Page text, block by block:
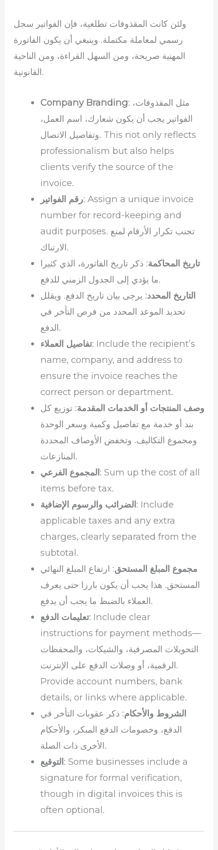
ولئن كانت المقذوفات تطلعية، فإن الفواتير سجل
رسمي لمعاملة مكتملة. وينبغي أن يكون الفاتورة
المهنية صريحة، ومن السهل القراءة، ومن الناحية
القانونية.
Company Branding: مثل المقذوفات،
الفواتير يجب أن يكون شعارك، اسم العمل،
وتفاصيل الاتصال. This not only reflects
professionalism but also helps
clients verify the source of the
invoice.
رقم الفواتير: Assign a unique invoice
number for record-keeping and
audit purposes. تجنب تكرار الأرقام لمنع
الارتباك.
تاريخ المحاكمة: ذكر تاريخ الفاتورة، الذي كثيرا
ما يؤدي إلى الجدول الزمني للدفع.
التاريخ المحدد: يرجى بيان تاريخ الدفع. ويقلل
تحديد الموعد المحدد من فرص التأخر في
الدفع.
تفاصيل العملاء: Include the recipient’s
name, company, and address to
ensure the invoice reaches the
correct person or department.
وصف المنتجات أو الخدمات المقدمة: توزيع كل
بند أو خدمة مع تفاصيل وكمية وسعر الوحدة
ومجموع التكاليف. وتخفض الأوصاف المحددة
المنازعات.
المجموع الفرعي: Sum up the cost of all
items before tax.
الضرائب والرسوم الإضافية: Include
applicable taxes and any extra
charges, clearly separated from the
subtotal.
مجموع المبلغ المستحق: ارتفاع المبلغ النهائي
المستحق. هذا يجب أن يكون بارزا حتى يعرف
العملاء بالضبط ما يجب أن يدفع.
تعليمات الدفع: Include clear
instructions for payment methods—
التحويلات المصرفية، والشيكات، والمحفظات
الرقمية، أو وصلات الدفع على الإنترنت.
Provide account numbers, bank
details, or links where applicable.
الشروط والأحكام: ذكر عقوبات التأخر في
الدفع، وخصومات الدفع المبكر، والأحكام
الأخرى ذات الصلة.
التوقيع: Some businesses include a
signature for formal verification,
though in digital invoices this is
often optional.